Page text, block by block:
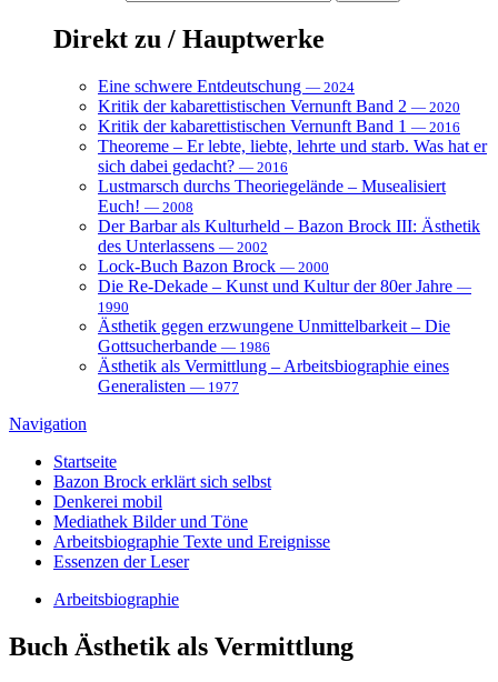
Direkt zu / Hauptwerke
Eine schwere Entdeutschung — 2024
Kritik der kabarettistischen Vernunft Band 2 — 2020
Kritik der kabarettistischen Vernunft Band 1 — 2016
Theoreme – Er lebte, liebte, lehrte und starb. Was hat er
sich dabei gedacht? — 2016
Lustmarsch durchs Theoriegelände – Musealisiert
Euch! — 2008
Der Barbar als Kulturheld – Bazon Brock III: Ästhetik
des Unterlassens — 2002
Lock-Buch Bazon Brock — 2000
Die Re-Dekade – Kunst und Kultur der 80er Jahre —
1990
Ästhetik gegen erzwungene Unmittelbarkeit – Die
Gottsucherbande — 1986
Ästhetik als Vermittlung – Arbeitsbiographie eines
Generalisten — 1977
Navigation
Startseite
Bazon Brock erklärt sich selbst
Denkerei mobil
Mediathek Bilder und Töne
Arbeitsbiographie Texte und Ereignisse
Essenzen der Leser
Arbeitsbiographie
Buch Ästhetik als Vermittlung